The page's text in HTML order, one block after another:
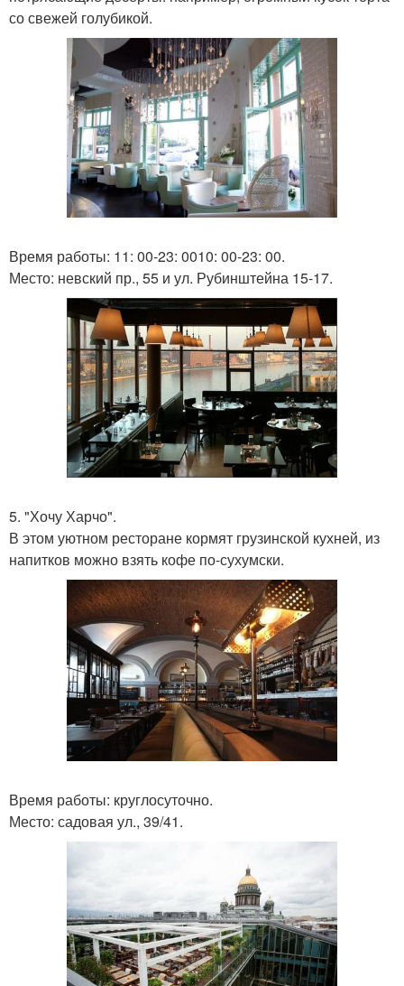
со свежей голубикой.
Время работы: 11: 00-23: 0010: 00-23: 00.
Место: невский пр., 55 и ул. Рубинштейна 15-17.
5. "Хочу Харчо".
В этом уютном ресторане кормят грузинской кухней, из
напитков можно взять кофе по-сухумски.
Время работы: круглосуточно.
Место: садовая ул., 39/41.